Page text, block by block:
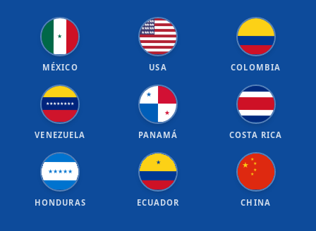
★
MÉXICO
★★★★
★★★★★
★★★★★
★★★★★
USA COLOMBIA
★★★★★★★★
VENEZUELA
★
★
PANAMÁ COSTA RICA
★★★★★
HONDURAS
★
ECUADOR
★
★
★
★
★
CHINA